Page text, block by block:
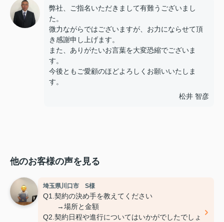
弊社、ご指名いただきまして有難うございまし
た。
微力ながらではございますが、お力にならせて頂
き感謝申し上げます。
また、ありがたいお言葉を大変恐縮でございま
す。
今後ともご愛顧のほどよろしくお願いいたしま
す。
松井 智彦
他のお客様の声を見る
埼玉県川口市 S様
Q1.契約の決め手を教えてください
→場所と金額
Q2.契約日程や進行についてはいかがでしたでしょ